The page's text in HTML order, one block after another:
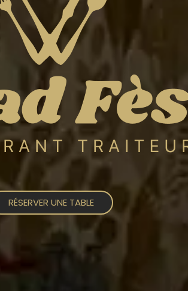
RÉSERVER UNE TABLE